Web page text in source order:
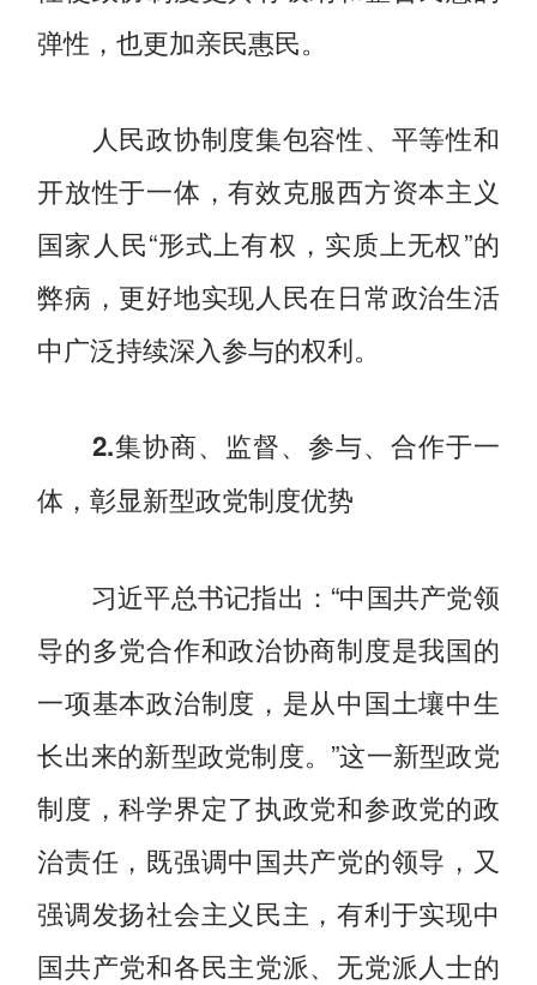
弹性，也更加亲民惠民。
人民政协制度集包容性、平等性和
开放性于一体，有效克服西方资本主义
国家人民“形式上有权，实质上无权”的
弊病，更好地实现人民在日常政治生活
中广泛持续深入参与的权利。
2.集协商、监督、参与、合作于一
体，彰显新型政党制度优势
习近平总书记指出：“中国共产党领
导的多党合作和政治协商制度是我国的
一项基本政治制度，是从中国土壤中生
长出来的新型政党制度。”这一新型政党
制度，科学界定了执政党和参政党的政
治责任，既强调中国共产党的领导，又
强调发扬社会主义民主，有利于实现中
国共产党和各民主党派、无党派人士的